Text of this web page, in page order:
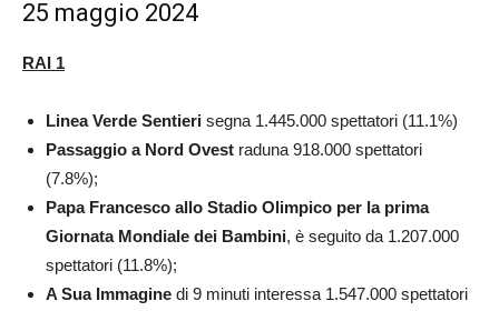
25 maggio 2024
RAI 1
Linea Verde Sentieri segna 1.445.000 spettatori (11.1%)
Passaggio a Nord Ovest raduna 918.000 spettatori
(7.8%);
Papa Francesco allo Stadio Olimpico per la prima
Giornata Mondiale dei Bambini, è seguito da 1.207.000
spettatori (11.8%);
A Sua Immagine di 9 minuti interessa 1.547.000 spettatori